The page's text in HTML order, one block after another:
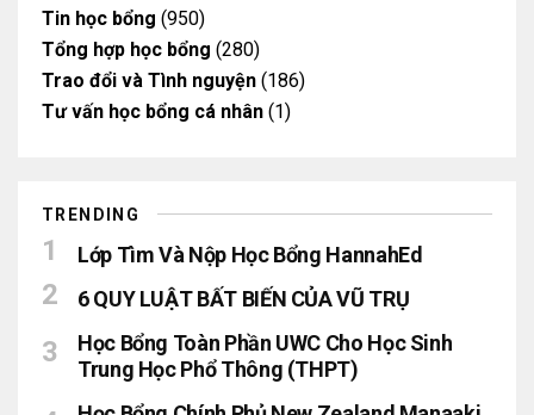
Tin học bổng (950)
Tổng hợp học bổng (280)
Trao đổi và Tình nguyện (186)
Tư vấn học bổng cá nhân (1)
TRENDING
Lớp Tìm Và Nộp Học Bổng HannahEd
6 QUY LUẬT BẤT BIẾN CỦA VŨ TRỤ
Học Bổng Toàn Phần UWC Cho Học Sinh
Trung Học Phổ Thông (THPT)